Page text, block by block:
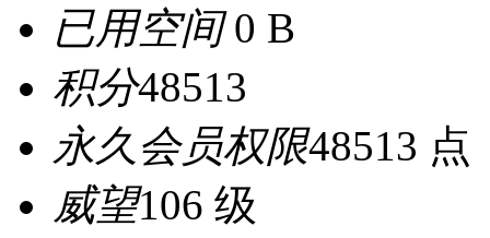
已用空间0 B
积分48513
永久会员权限48513 点
威望106 级